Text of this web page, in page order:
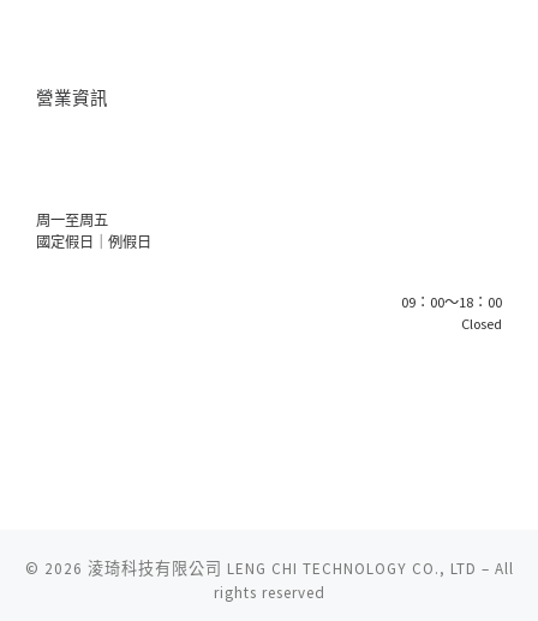
營業資訊
周一至周五
國定假日｜例假日
09：00～18：00
Closed
© 2026 淩琦科技有限公司 LENG CHI TECHNOLOGY CO., LTD – All
rights reserved